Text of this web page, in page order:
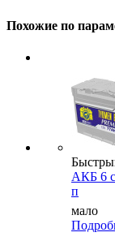
Похожие по
АКБ 6
п
мало